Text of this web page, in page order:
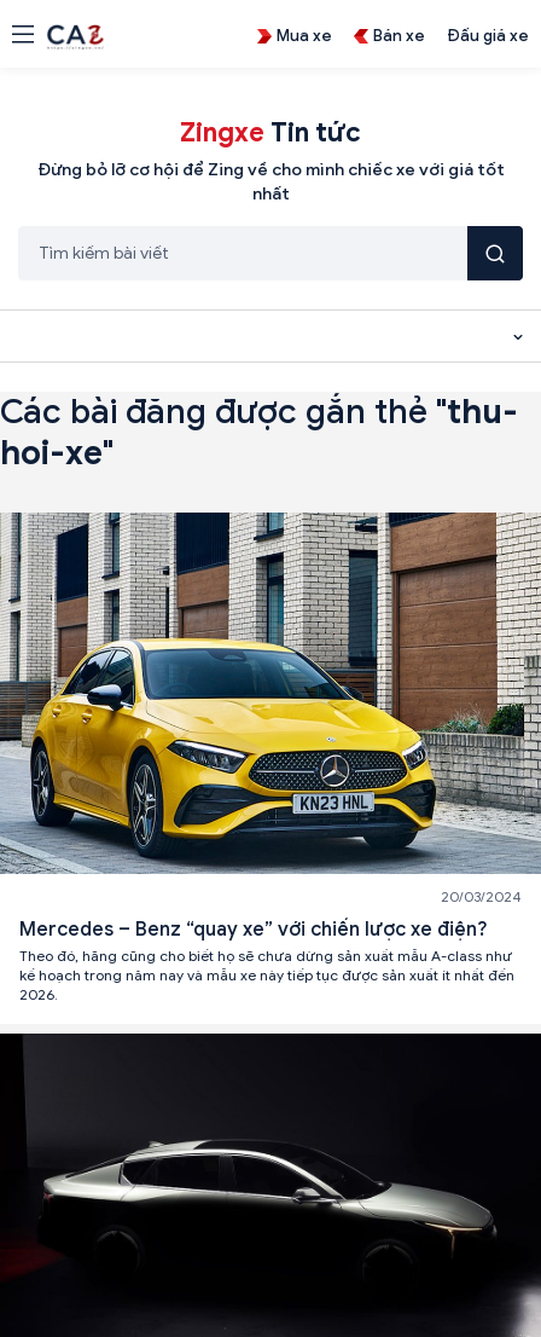
Mua xe Bán xe Đấu giá xe
Zingxe Tin tức
Đừng bỏ lỡ cơ hội để Zing về cho mình chiếc xe với giá tốt
nhất
Các bài đăng được gắn thẻ "thu-
hoi-xe"
20/03/2024
Mercedes – Benz “quay xe” với chiến lược xe điện?
Theo đó, hãng cũng cho biết họ sẽ chưa dừng sản xuất mẫu A-class như
kế hoạch trong năm nay và mẫu xe này tiếp tục được sản xuất ít nhất đến
2026.